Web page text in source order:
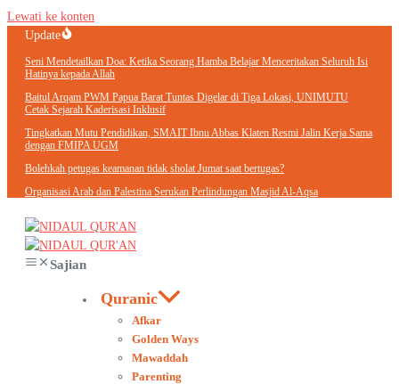
Lewati ke konten
Update
Seni Mendetailkan Doa: Ketika Seorang Hamba Belajar Menceritakan Seluruh Isi
Hatinya kepada Allah
Baitul Arqam PWM Papua Barat Tuntas Digelar di Tiga Lokasi, UNIMUTU
Cetak Sejarah Kaderisasi Inklusif
Tingkatkan Mutu Pendidikan, SMAIT Ibnu Abbas Klaten Resmi Jalin Kerja Sama
dengan FMIPA UGM
Bolehkah petugas keamanan tidak sholat Jumat saat bertugas?
Organisasi Arab dan Palestina Serukan Perlindungan Masjid Al-Aqsa
Sajian
Quranic
Afkar
Golden Ways
Mawaddah
Parenting